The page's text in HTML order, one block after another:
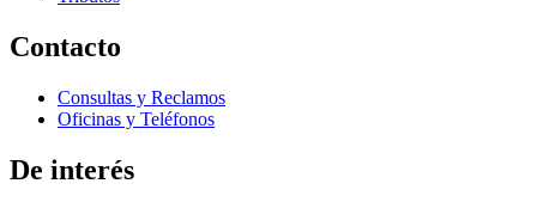
Contacto
Consultas y Reclamos
Oficinas y Teléfonos
De interés